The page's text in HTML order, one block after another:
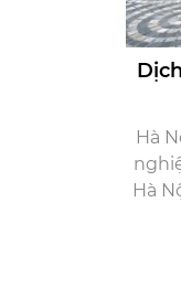
Hà
Hà